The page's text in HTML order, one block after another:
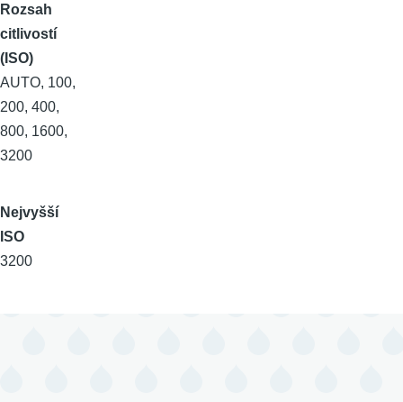
Rozsah
citlivostí
(ISO)
AUTO, 100,
200, 400,
800, 1600,
3200
Nejvyšší
ISO
3200